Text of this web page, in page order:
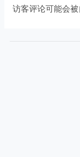
访客评论可能会被